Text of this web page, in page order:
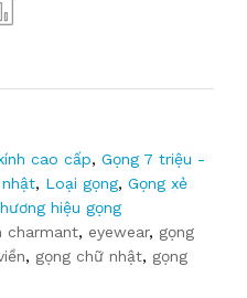
cao cấp, Gọng 7 triệu -
, Loại gọng, Gọng xẻ
hiệu gọng
charmant, eyewear, gọng
, gọng chữ nhật, gọng